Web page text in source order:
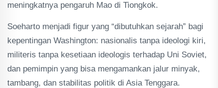
meningkatnya pengaruh Mao di Tiongkok.
Soeharto menjadi figur yang “dibutuhkan sejarah” bagi
kepentingan Washington: nasionalis tanpa ideologi kiri,
militeris tanpa kesetiaan ideologis terhadap Uni Soviet,
dan pemimpin yang bisa mengamankan jalur minyak,
tambang, dan stabilitas politik di Asia Tenggara.